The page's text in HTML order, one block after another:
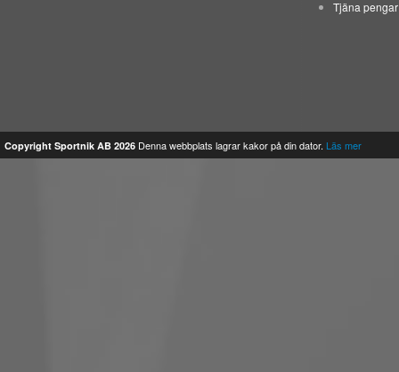
Tjäna pengar
Copyright Sportnik AB 2026 Denna webbplats lagrar kakor på din dator. Läs mer